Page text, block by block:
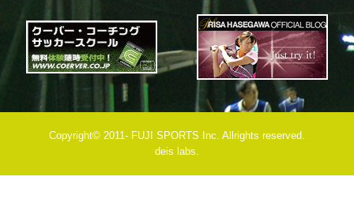
Copyright© 2011- FUJI SPORTS Inc. Allrights reserved.
deis labs.